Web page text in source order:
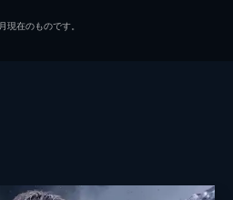
在のものです。